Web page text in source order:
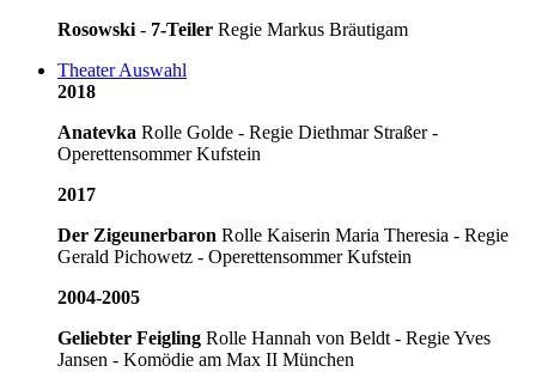
Rosowski - 7-Teiler Regie Markus Bräutigam
Theater Auswahl
2018
Anatevka Rolle Golde - Regie Diethmar Straßer -
Operettensommer Kufstein
2017
Der Zigeunerbaron Rolle Kaiserin Maria Theresia - Regie
Gerald Pichowetz - Operettensommer Kufstein
2004-2005
Geliebter Feigling Rolle Hannah von Beldt - Regie Yves
Jansen - Komödie am Max II München